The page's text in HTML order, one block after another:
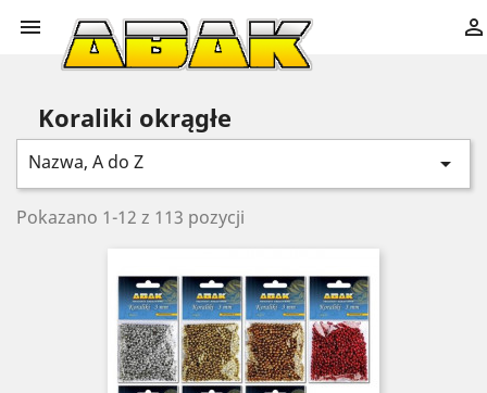
 
Koraliki okrągłe
Nazwa, A do Z 
Pokazano 1-12 z 113 pozycji